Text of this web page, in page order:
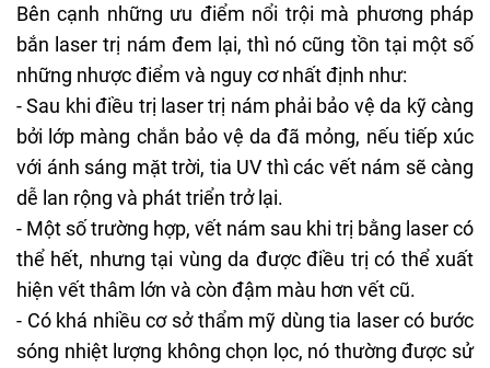
Bên cạnh những ưu điểm nổi trội mà phương pháp
bắn laser trị nám đem lại, thì nó cũng tồn tại một số
những nhược điểm và nguy cơ nhất định như:
- Sau khi điều trị laser trị nám phải bảo vệ da kỹ càng
bởi lớp màng chắn bảo vệ da đã mỏng, nếu tiếp xúc
với ánh sáng mặt trời, tia UV thì các vết nám sẽ càng
dễ lan rộng và phát triển trở lại.
- Một số trường hợp, vết nám sau khi trị bằng laser có
thể hết, nhưng tại vùng da được điều trị có thể xuất
hiện vết thâm lớn và còn đậm màu hơn vết cũ.
- Có khá nhiều cơ sở thẩm mỹ dùng tia laser có bước
sóng nhiệt lượng không chọn lọc, nó thường được sử